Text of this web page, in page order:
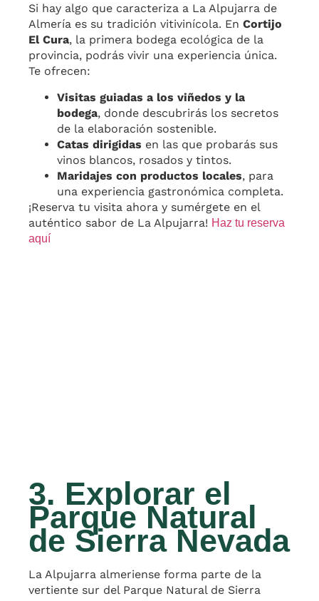
Si hay algo que caracteriza a La Alpujarra de
Almería es su tradición vitivinícola. En Cortijo
El Cura, la primera bodega ecológica de la
provincia, podrás vivir una experiencia única.
Te ofrecen:
Visitas guiadas a los viñedos y la
bodega, donde descubrirás los secretos
de la elaboración sostenible.
Catas dirigidas en las que probarás sus
vinos blancos, rosados y tintos.
Maridajes con productos locales, para
una experiencia gastronómica completa.
¡Reserva tu visita ahora y sumérgete en el
auténtico sabor de La Alpujarra! Haz tu reserva
aquí
3. Explorar el
Parque Natural
de Sierra Nevada
La Alpujarra almeriense forma parte de la
vertiente sur del Parque Natural de Sierra